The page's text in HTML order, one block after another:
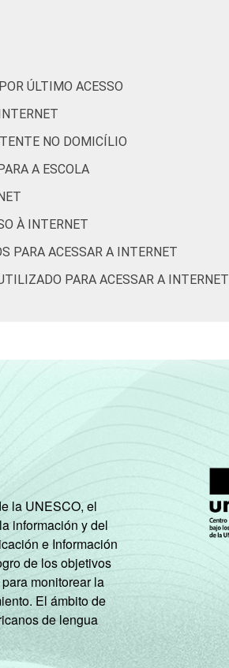
ÚLTIMO ACESSO
NO DOMICÍLIO
A ESCOLA
À INTERNET
PARA ACESSAR A INTERNET
PARA ACESSAR A INTERNET
la UNESCO, el
información y del
e Información
de los objetivos
monitorear la
El ámbito de
de lengua